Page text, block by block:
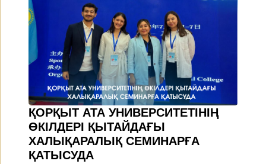
ҚОРҚЫТ АТА УНИВЕРСИТЕТІНІҢ
ӨКІЛДЕРІ ҚЫТАЙДАҒЫ
ХАЛЫҚАРАЛЫҚ СЕМИНАРҒА
ҚАТЫСУДА